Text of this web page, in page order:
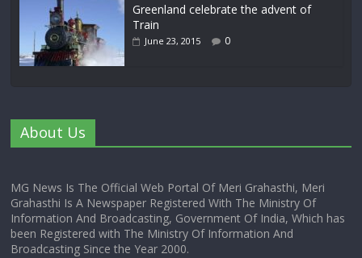
Greenland celebrate the advent of
Train
June 23, 2015 0
About Us
MG News Is The Official Web Portal Of Meri Grahasthi, Meri
Grahasthi Is A Newspaper Registered With The Ministry Of
Information And Broadcasting, Government Of India, Which has
been Registered with The Ministry Of Information And
Broadcasting Since the Year 2000.